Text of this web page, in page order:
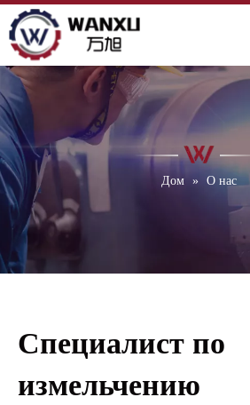
Дом » О нас
Специалист по
измельчению